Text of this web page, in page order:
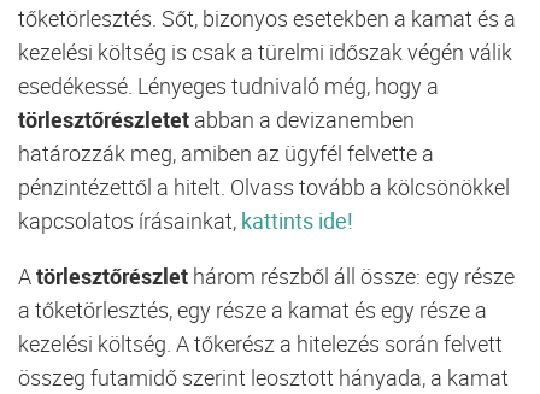
tőketörlesztés. Sőt, bizonyos esetekben a kamat és a
kezelési költség is csak a türelmi időszak végén válik
esedékessé. Lényeges tudnivaló még, hogy a
törlesztőrészletet abban a devizanemben
határozzák meg, amiben az ügyfél felvette a
pénzintézettől a hitelt. Olvass tovább a kölcsönökkel
kapcsolatos írásainkat, kattints ide!
Atörlesztőrészlet három részből áll össze: egy része
a tőketörlesztés, egy része a kamat és egy része a
kezelési költség. A tőkerész a hitelezés során felvett
összeg futamidő szerint leosztott hányada, a kamat